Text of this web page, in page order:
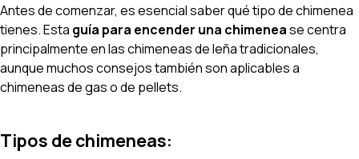
Antes de comenzar, es esencial saber qué tipo de chimenea
tienes. Esta guía para encender una chimenease centra
principalmente en las chimeneas de leña tradicionales,
aunque muchos consejos también son aplicables a
chimeneas de gas o de pellets.
Tipos de chimeneas: